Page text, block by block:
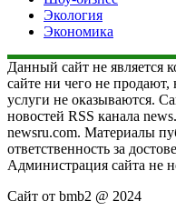
Экология
Экономика
Данный сайт не является
сайте ни чего не
услуги не оказываются.
новостей RSS канала
newsru.com. Материалы
ответственность за
Администрация сайта не
Сайт от bmb2 @ 2024